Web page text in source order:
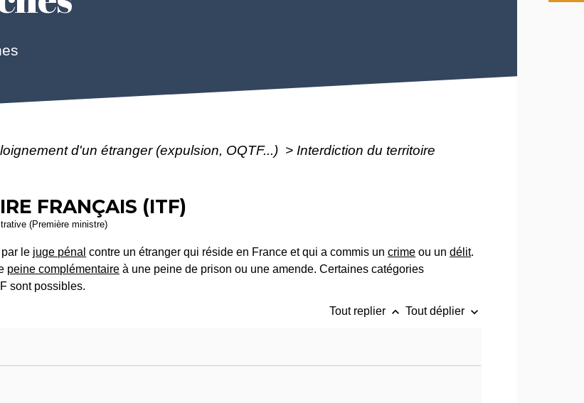
d'un étranger (expulsion, OQTF...) > Interdiction du territoire
FRANÇAIS (ITF)
(Première ministre)
le juge pénal contre un étranger qui réside en France et qui a commis uncrime ou undélit.
peine complémentaire à une peine de prison ou une amende. Certaines catégories
sont possibles.
Tout replier keyboard_arrow_up Tout déplier keyboard_arrow_down